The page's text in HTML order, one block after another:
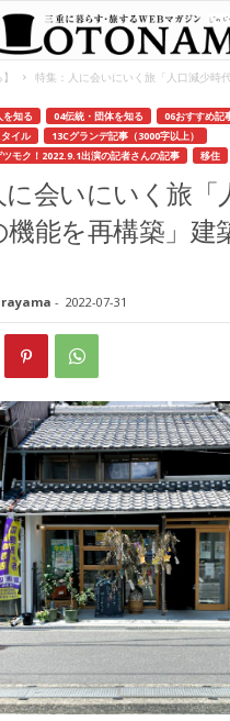
特集：人に会いにいく旅「人口減少時
を知る 04伝統・団体を知る
06おすすめ記
イル
13Cグランデ記事（3000字以上）
モク！2022.9.1出演の記者さんの記事
移住
会いにいく旅「
能を再構築」建
- 2022-07-31